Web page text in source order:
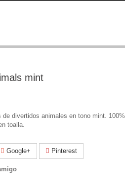
mint
de divertidos animales en tono mint. 100%
toalla.
Google+ Pinterest